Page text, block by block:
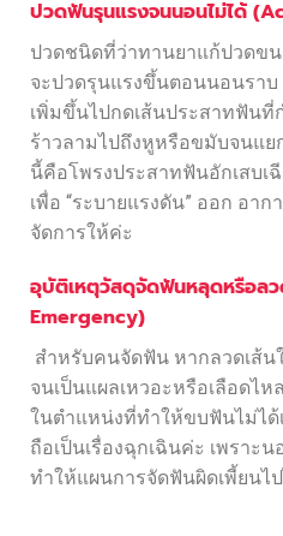
ปวดฟันรุนแรงจนนอนไม่ได้
ปวดชนิดที่ว่าทานยาแก้ปวดข
จะปวดรุนแรงขึ้นตอนนอนราบ
เพิ่มขึ้นไปกดเส้นประสาทฟันที่
ร้าวลามไปถึงหูหรือขมับจนแย
นี้คือโพรงประสาทฟันอักเสบเ
เพื่อ “ระบายแรงดัน” ออก อา
จัดการให้ค่ะ
อุบัติเหตุวัสดุจัดฟันหลุดหรือล
Emergency)
สำหรับคนจัดฟัน หากลวดเส้
จนเป็นแผลเหวอะหรือเลือดไ
ในตำแหน่งที่ทำให้ขบฟันไม่ได้
ถือเป็นเรื่องฉุกเฉินค่ะ เพราะ
ทำให้แผนการจัดฟันผิดเพี้ยนไ